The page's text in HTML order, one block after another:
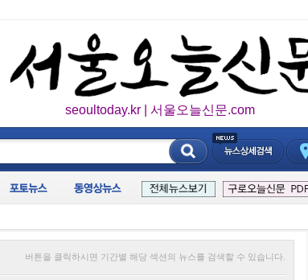
seoultoday.kr | 서울오늘신문.com
버튼을 클릭하시면 기간별 해당 섹션의 뉴스를 검색할 수 있습니다.